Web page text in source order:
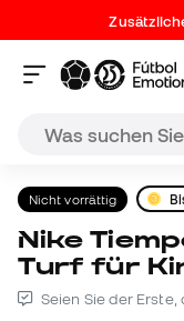
Nicht vorrättig
Nike Tiempo Legend 10 Verein
Turf für
Seien Sie der